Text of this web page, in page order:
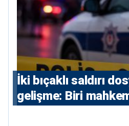
İki bıçaklı saldırı
gelişme: Biri